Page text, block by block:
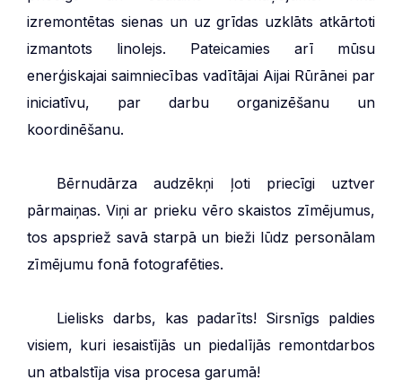
izremontētas sienas un uz grīdas uzklāts atkārtoti
izmantots linolejs. Pateicamies arī mūsu
enerģiskajai saimniecības vadītājai Aijai Rūrānei par
iniciatīvu, par darbu organizēšanu un
koordinēšanu.
Bērnudārza audzēkņi ļoti priecīgi uztver
pārmaiņas. Viņi ar prieku vēro skaistos zīmējumus,
tos apspriež savā starpā un bieži lūdz personālam
zīmējumu fonā fotografēties.
Lielisks darbs, kas padarīts! Sirsnīgs paldies
visiem, kuri iesaistījās un piedalījās remontdarbos
un atbalstīja visa procesa garumā!